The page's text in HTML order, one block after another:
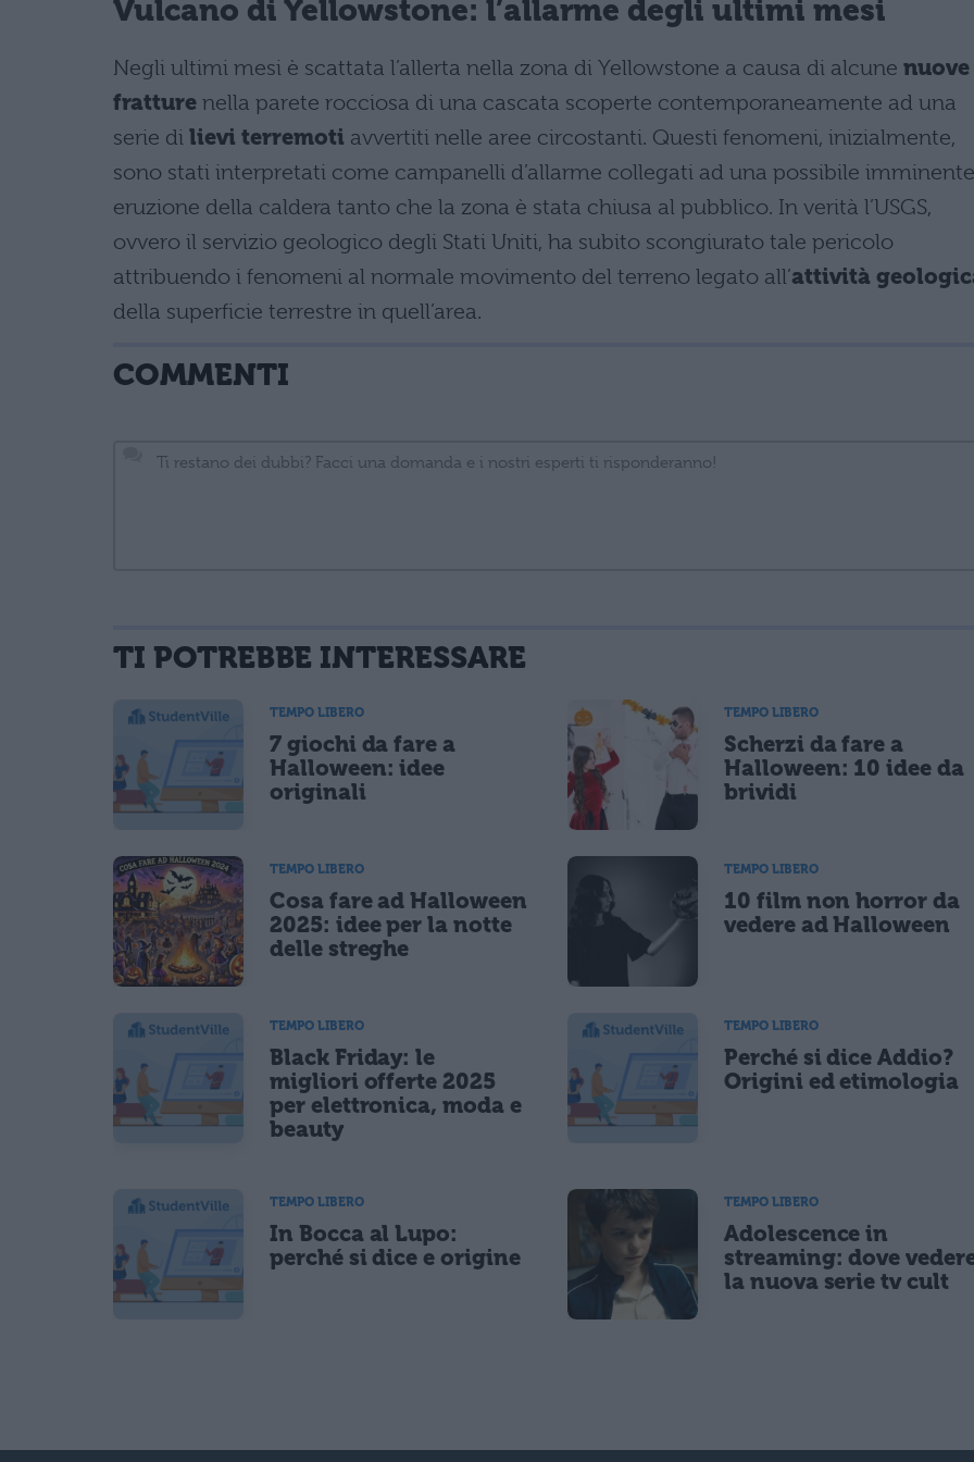
Vulcano di Yellowstone: l’allarme degli ultimi mesi
Negli ultimi mesi è scattata l’allerta nella zona di Yellowstone a causa di alcune nuove
fratture nella parete rocciosa di una cascata scoperte contemporaneamente ad una
serie di lievi terremoti avvertiti nelle aree circostanti. Questi fenomeni, inizialmente,
sono stati interpretati come campanelli d’allarme collegati ad una possibile imminente
eruzione della caldera tanto che la zona è stata chiusa al pubblico. In verità l’USGS,
ovvero il servizio geologico degli Stati Uniti, ha subito scongiurato tale pericolo
attribuendo i fenomeni al normale movimento del terreno legato all’attività
della superficie terrestre in quell’area.
COMMENTI
informativa privacy
. Pubblicando questo commento dai il consenso affinché un cookie salvi i tuoi dati (nome, email) per il prossimo commento.
Ho letto e acconsento l'informativasulla privacy
Acconsento all'uso dei miei dati da parte di terzi per finalità di marketing diretto con modalità automatizzate o tradizionali
CONFERMA E PUBBLICA
TI POTREBBE INTERESSARE
TEMPO LIBERO
7 giochi da fare a
Halloween: idee
originali
TEMPO LIBERO
Scherzi da fare a
Halloween: 10 idee da
brividi
TEMPO LIBERO
Cosa fare ad Halloween
2025: idee per la notte
delle streghe
TEMPO LIBERO
10 film non horror da
vedere ad Halloween
TEMPO LIBERO
Black Friday: le
migliori offerte 2025
per elettronica, moda e
beauty
TEMPO LIBERO
Perché si dice Addio?
Origini ed etimologia
TEMPO LIBERO
In Bocca al Lupo:
perché si dice e origine
TEMPO LIBERO
Adolescence in
streaming: dove
la nuova serie tv cult